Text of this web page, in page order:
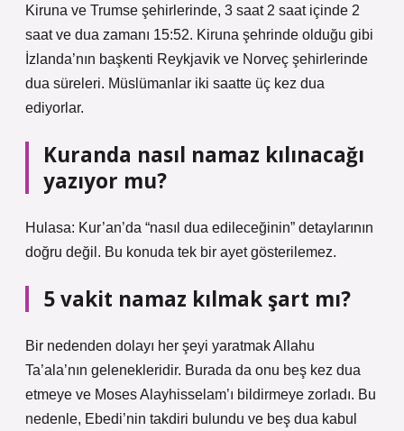
Kiruna ve Trumse şehirlerinde, 3 saat 2 saat içinde 2
saat ve dua zamanı 15:52. Kiruna şehrinde olduğu gibi
İzlanda’nın başkenti Reykjavik ve Norveç şehirlerinde
dua süreleri. Müslümanlar iki saatte üç kez dua
ediyorlar.
Kuranda nasıl namaz kılınacağı
yazıyor mu?
Hulasa: Kur’an’da “nasıl dua edileceğinin” detaylarının
doğru değil. Bu konuda tek bir ayet gösterilemez.
5 vakit namaz kılmak şart mı?
Bir nedenden dolayı her şeyi yaratmak Allahu
Ta’ala’nın gelenekleridir. Burada da onu beş kez dua
etmeye ve Moses Alayhisselam’ı bildirmeye zorladı. Bu
nedenle, Ebedi’nin takdiri bulundu ve beş dua kabul